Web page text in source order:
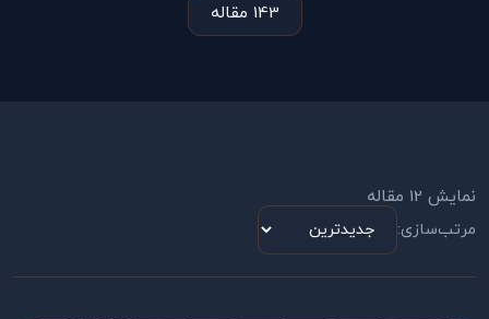
143 مقاله
نمایش 12 مقاله
مرتب‌سازی: